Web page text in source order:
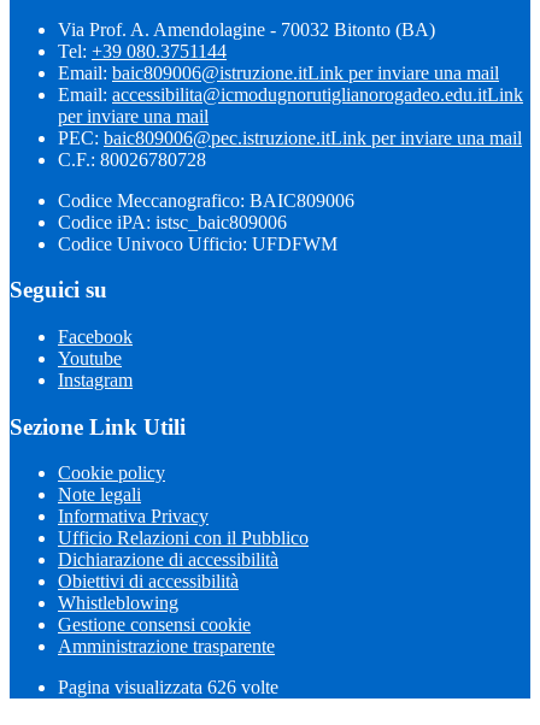
Via Prof. A. Amendolagine - 70032 Bitonto (BA)
Tel: +39 080.3751144
Email: baic809006@istruzione.itLink per inviare una mail
Email: accessibilita@icmodugnorutiglianorogadeo.edu.itLink
per inviare una mail
PEC: baic809006@pec.istruzione.itLink per inviare una mail
C.F.: 80026780728
Codice Meccanografico: BAIC809006
Codice iPA: istsc_baic809006
Codice Univoco Ufficio: UFDFWM
Seguici su
Facebook
Youtube
Instagram
Sezione Link Utili
Cookie policy
Note legali
Informativa Privacy
Ufficio Relazioni con il Pubblico
Dichiarazione di accessibilità
Obiettivi di accessibilità
Whistleblowing
Gestione consensi cookie
Amministrazione trasparente
Pagina visualizzata 626 volte